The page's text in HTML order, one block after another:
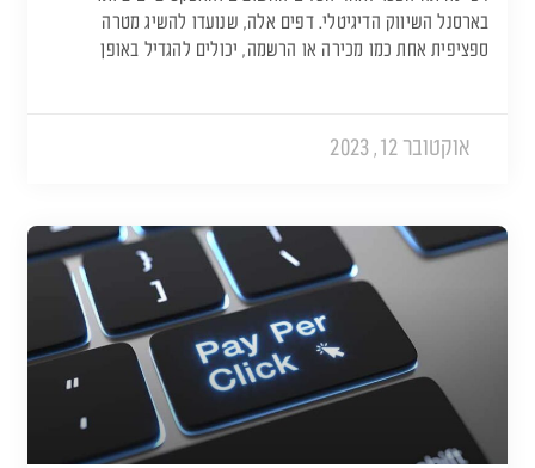
בארסנל השיווק הדיגיטלי. דפים אלה, שנועדו להשיג מטרה
ספציפית אחת כמו מכירה או הרשמה, יכולים להגדיל באופן
אוקטובר 12, 2023